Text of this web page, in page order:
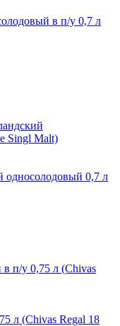
в п/у 0,7 л
односолодовый 0,7 л
л (Chivas Regal 18